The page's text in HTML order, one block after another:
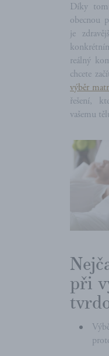
Díky
obecnou
je
reálný
chcete
výběr
řešení,
vašemu
při